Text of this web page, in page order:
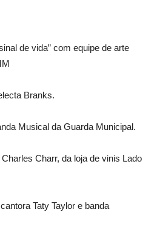
de vida” com equipe de arte
Branks.
Musical da Guarda Municipal.
Charr, da loja de vinis Lado
Taty Taylor e banda